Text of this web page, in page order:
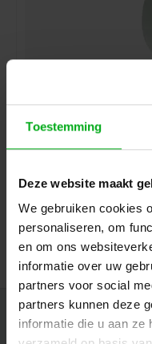
Toestemming
Deze website maakt
We gebruiken cookies
personaliseren, om
en om ons
informatie over uw
partners voor social
partners kunnen deze
informatie die u aan ze
Boma | Dubbelzijdige
Boma |134108000
Rol breedte: 50mm, Rol